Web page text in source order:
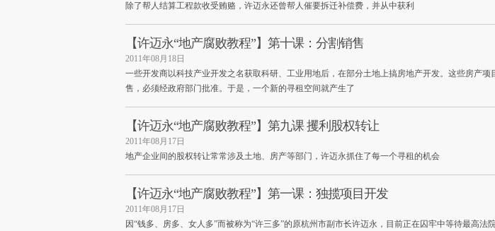
除了帮人结算工程款收受贿赂，许迈永还曾帮人催要拆迁补偿费，并从中获利
【许迈永“地产腐败教程”】第十课：分割销售
2011年08月18日
一些开发商以科技产业开发之名获取科研、工业用地后，在部分土地上搞房地产开发。这些房产项
售，必须经政府部门批准。于是，一个新的寻租空间就产生了
【许迈永“地产腐败教程”】第九课 攫利股权转让
2011年08月17日
地产企业间的股权转让常常涉及土地、房产等部门，许迈永抓住了每一个寻租的机会
【许迈永“地产腐败教程”】第一课：独揽项目开发
2011年08月17日
因“钱多、房多、女人多”而被称为“许三多”的原杭州市副市长许迈永，目前正在囚牢中等待最高法